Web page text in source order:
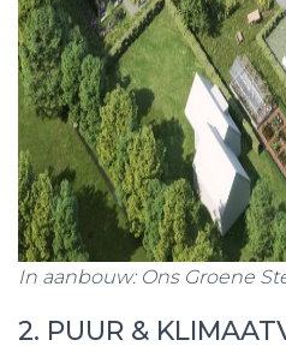
In aanbouw: Ons Groene
2. PUUR &